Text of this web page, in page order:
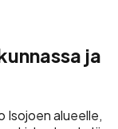
ja
Isojoen alueelle,